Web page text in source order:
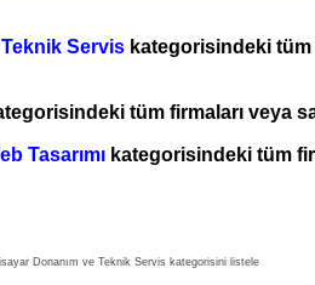
Servis kategorisindeki tüm
tüm firmaları veya
Tasarımı kategorisindeki tüm
Donanım ve Teknik Servis kategorisini listele